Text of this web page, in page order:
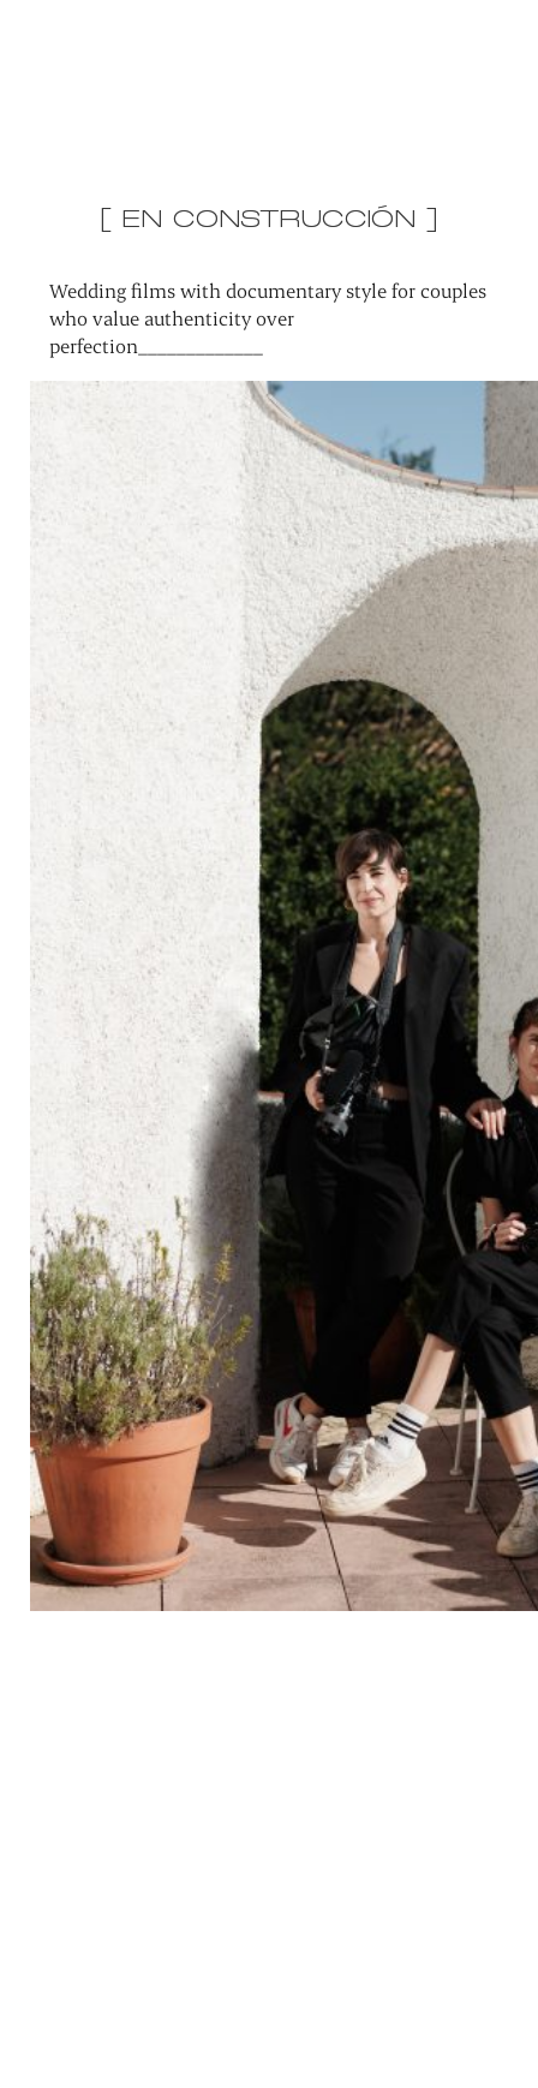
[ EN CONSTRUCCIÓN ]
Wedding films with documentary style for couples
who value authenticity over
perfection_____________